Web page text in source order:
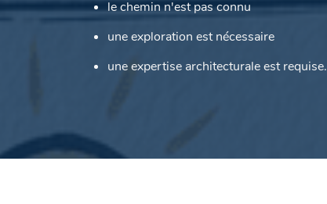
le chemin n'est pas connu
une exploration est nécessaire
une expertise architecturale est requise.